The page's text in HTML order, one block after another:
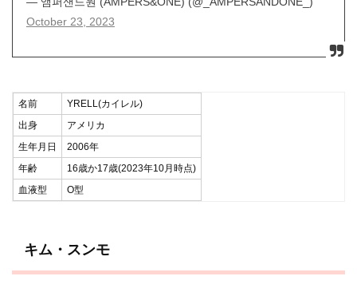
October 23, 2023
名前
YRELL(カイレル)
出身
アメリカ
生年月日
2006年
年齢
16歳か17歳(2023年10月時点)
血液型
O型
キム・スンモ